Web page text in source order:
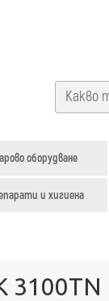
оборудване
и хигиена